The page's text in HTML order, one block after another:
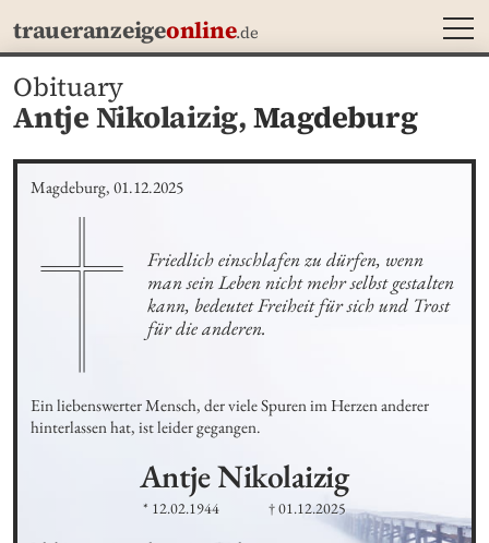
traueranzeigeonline.de
Obituary
Antje Nikolaizig,Magdeburg
Magdeburg, 01.12.2025
Friedlich einschlafen zu dürfen, wenn
man sein Leben nicht mehr selbst gestalten
kann, bedeutet Freiheit für sich und Trost
für die anderen.
Ein liebenswerter Mensch, der viele Spuren im Herzen anderer
hinterlassen hat, ist leider gegangen.
AntjeNikolaizig
* 12.02.1944 † 01.12.2025